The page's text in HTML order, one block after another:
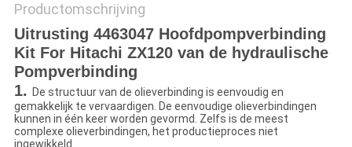
Productomschrijving
Uitrusting 4463047 Hoofdpompverbinding
Kit For Hitachi ZX120 van de hydraulische
Pompverbinding
1. De structuur van de olieverbinding is eenvoudig en
gemakkelijk te vervaardigen. De eenvoudige olieverbindingen
kunnen in één keer worden gevormd. Zelfs is de meest
complexe olieverbindingen, het productieproces niet
ingewikkeld.